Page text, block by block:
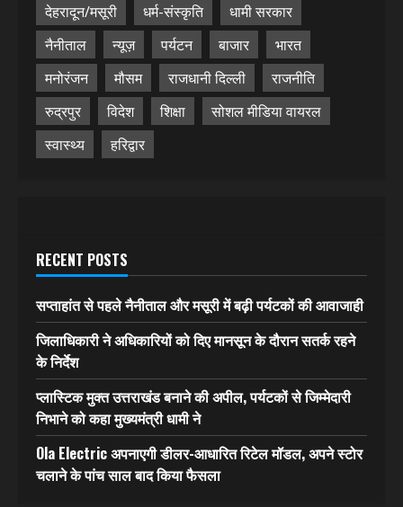
देहरादून/मसूरी
धर्म-संस्कृति
धामी सरकार
नैनीताल
न्यूज़ पर्यटन बाजार
भारत
मनोरंजन
मौसम राजधानी दिल्ली
राजनीति
रुद्रपुर
विदेश शिक्षा
सोशल मीडिया वायरल
स्वास्थ्य
हरिद्वार
RECENT POSTS
सप्ताहांत से पहले नैनीताल और मसूरी में बढ़ी पर्यटकों की आवाजाही
जिलाधिकारी ने अधिकारियों को दिए मानसून के दौरान सतर्क रहने
के निर्देश
प्लास्टिक मुक्त उत्तराखंड बनाने की अपील, पर्यटकों से जिम्मेदारी
निभाने को कहा मुख्यमंत्री धामी ने
Ola Electric अपनाएगी डीलर-आधारित रिटेल मॉडल, अपने स्टोर
चलाने के पांच साल बाद किया फैसला